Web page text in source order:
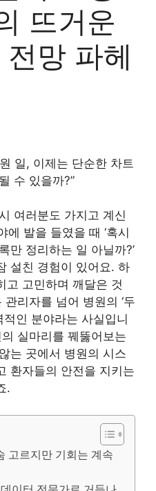
뜨거운
망 파헤
일, 이제는 단순한 차트
수 있을까?”
여러분도 가지고 계신
에 발을 들였을 때 ‘혹시
만 정리하는 일 아닐까?’
설친 경험이 있어요. 하
고 고민하며 깨달은 것
리자를 넘어 병원의 ‘두
적인 분야라는 사실입니
실마리를 꿰뚫어보는
는 곳에서 병원의 시스
환자들의 안전을 지키는
.
고르지만 기회는 계속